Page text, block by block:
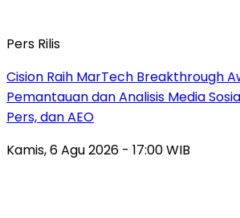
Pers Rilis
Cision Raih MarTech Breakthrough
Pemantauan dan Analisis Media
Pers, dan AEO
Kamis, 6 Agu 2026 - 17:00 WIB